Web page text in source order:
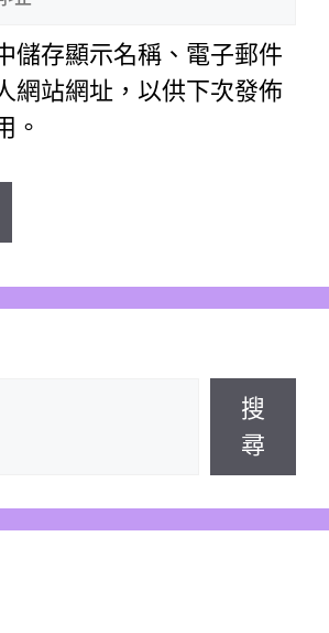
儲存顯示名稱、電子郵件
網站網址，以供下次發佈
。
搜
尋